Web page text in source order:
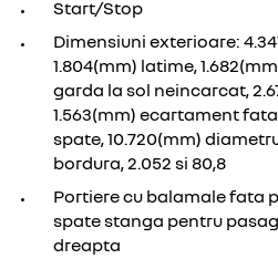
Start/Stop
Dimensiuni exterioare:
1.804(mm) latime,
garda la sol neincarcat,
1.563(mm) ecartament
spate, 10.720(mm)
bordura, 2.052 si 80,8
Portiere cu balamale fata
spate stanga pentru
dreapta